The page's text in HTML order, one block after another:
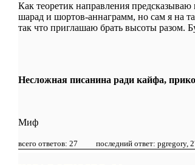
Как теоретик направления
шарад и шортов-аннаграмм, но сам я на
так что приглашаю брать высоты разом.
Несложная писанина ради кайфа,
Миф
всего ответов: 27 последний ответ: pgregory,